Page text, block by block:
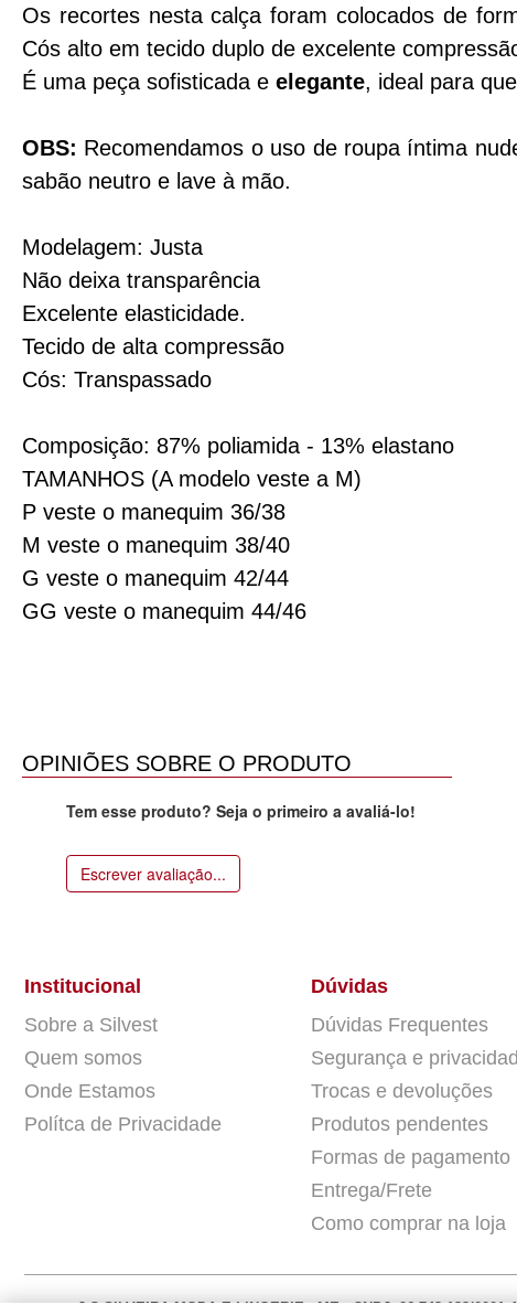
Os recortes nesta calça foram colocados de
Cós alto em tecido duplo de excelente
É uma peça sofisticada e elegante, ideal para
OBS: Recomendamos o uso de roupa íntima
sabão neutro e lave à mão.
Modelagem: Justa
Não deixa transparência
Excelente elasticidade.
Tecido de alta compressão
Cós: Transpassado
Composição: 87% poliamida - 13% elastano
TAMANHOS (A modelo veste a M)
P veste o manequim 36/38
M veste o manequim 38/40
G veste o manequim 42/44
GG veste o manequim 44/46
OPINIÕES SOBRE O PRODUTO
Tem esse produto? Seja o primeiro a avaliá-lo!
Escrever avaliação...
Institucional
Sobre a Silvest
Quem somos
Onde Estamos
Polítca de Privacidade
Dúvidas
Dúvidas Frequentes
Segurança e
Trocas e devoluções
Produtos pendentes
Formas de pagamento
Entrega/Frete
Como comprar na loja